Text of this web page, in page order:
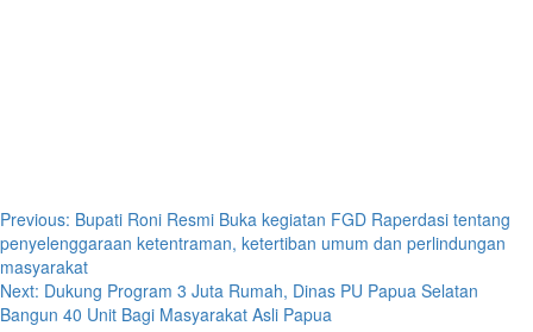
Post
navigation
Previous: Bupati Roni Resmi Buka kegiatan FGD Raperdasi tentang
penyelenggaraan ketentraman, ketertiban umum dan perlindungan
masyarakat
Next: Dukung Program 3 Juta Rumah, Dinas PU Papua Selatan
Bangun 40 Unit Bagi Masyarakat Asli Papua